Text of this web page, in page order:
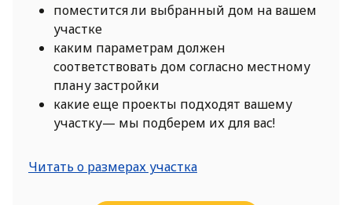
поместится ли выбранный дом на вашем
участке
каким параметрам должен
соответствовать дом согласно местному
плану застройки
какие еще проекты подходят вашему
участку— мы подберем их для вас!
Читать о размерах участка